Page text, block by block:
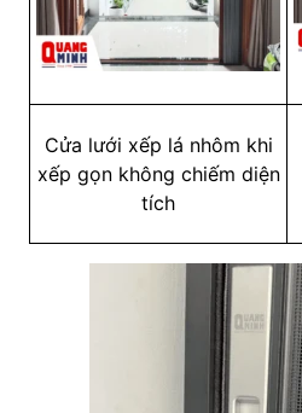
Cửa lưới xếp lá nhôm khi
xếp gọn không chiếm diện
tích